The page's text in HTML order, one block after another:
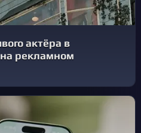
актёра в
рекламном